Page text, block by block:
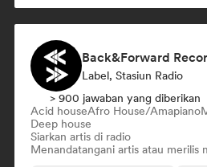
Back&Forward
Label, Stasiun Radio
> 900 jawaban yang diberikan
Acid houseAfro House/Amapiano
Deep house
Siarkan artis di radio
Menandatangani artis atau merilis